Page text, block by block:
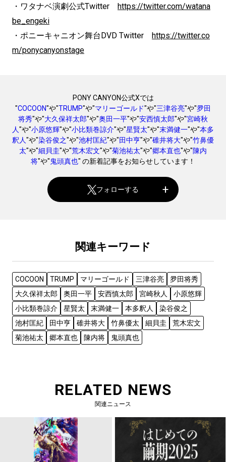
・ワタナベ演劇公式Twitter https://twitter.com/watana
be_engeki
・ポニーキャニオン舞台DVD Twitter https://twitter.co
m/ponycanyonstage
PONY CANYON公式Xでは
"COCOON"や"TRUMP"や"マリーゴールド"や"三津谷亮"や"夛田
将秀"や"大久保祥太郎"や"奥田一平"や"安西慎太郎"や"宮崎秋
人"や"小原悠輝"や"小比類巻諒介"や"星賢太"や"末満健一"や"本多
釈人"や"染谷俊之"や"池村匡紀"や"田中亨"や"碓井将大"や"竹鼻優
太"や"細貝圭"や"荒木宏文"や"菊池祐太"や"郷本直也"や"陳内
将"や"鬼頭真也" の新着記事をお知らせしています！
フォローする
関連キーワード
COCOON TRUMP マリーゴールド 三津谷亮
夛田将秀
大久保祥太郎
奥田一平 安西慎太郎 宮崎秋人
小原悠輝
小比類巻諒介
星賢太 末満健一 本多釈人
染谷俊之
池村匡紀
田中亨 碓井将大 竹鼻優太 細貝圭
荒木宏文
菊池祐太
郷本直也 陳内将 鬼頭真也
RELATED NEWS
関連ニュース